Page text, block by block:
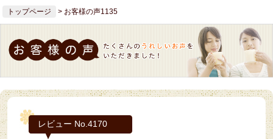
トップページ > お客様の声1135
レビュー No.4170